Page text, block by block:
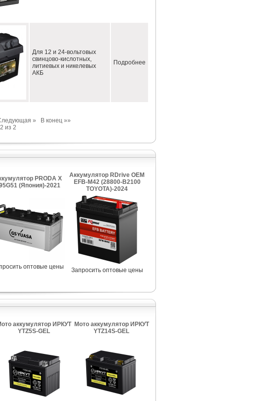
Для 12 и 24-вольтовых
свинцово-кислотных,
литиевых и никелевых
АКБ
Подробнее
»
В конец »»
из 2
PRODA X
(Япония)-2021
оптовые цены
Аккумулятор RDrive OEM
EFB-M42 (28800-B2100
TOYOTA)-2024
Запросить оптовые цены
аккумулятор ИРКУТ
YTZ5S-GEL
Мото аккумулятор ИРКУТ
YTZ14S-GEL